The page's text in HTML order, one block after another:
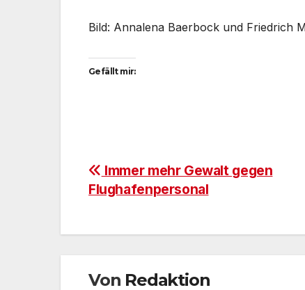
Bild: Annalena Baerbock und Friedrich
Gefällt mir:
Beitragsnavigation
Immer mehr Gewalt gegen
Flughafenpersonal
Von Redaktion